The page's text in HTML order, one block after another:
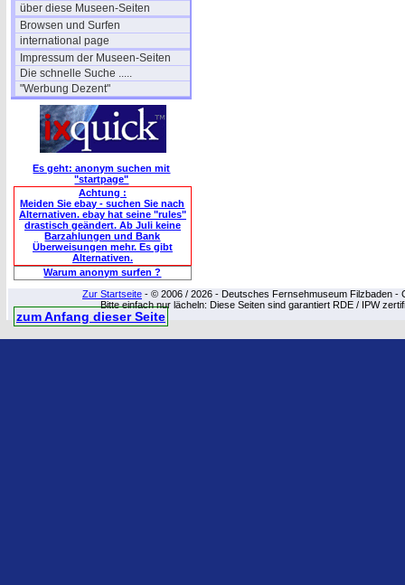
über diese Museen-Seiten
Browsen und Surfen
international page
Impressum der Museen-Seiten
Die schnelle Suche .....
"Werbung Dezent"
Es geht: anonym suchen mit
"startpage"
Achtung :
Meiden Sie ebay - suchen Sie nach
Alternativen. ebay hat seine "rules"
drastisch geändert. Ab Juli keine
Barzahlungen und Bank
Überweisungen mehr. Es gibt
Alternativen.
Warum anonym surfen ?
Zur Startseite - © 2006 / 2026 - Deutsches Fernsehmuseum Filzbaden -
Bitte einfach nur lächeln: Diese Seiten sind garantiert RDE / IPW
zum Anfang dieser Seite